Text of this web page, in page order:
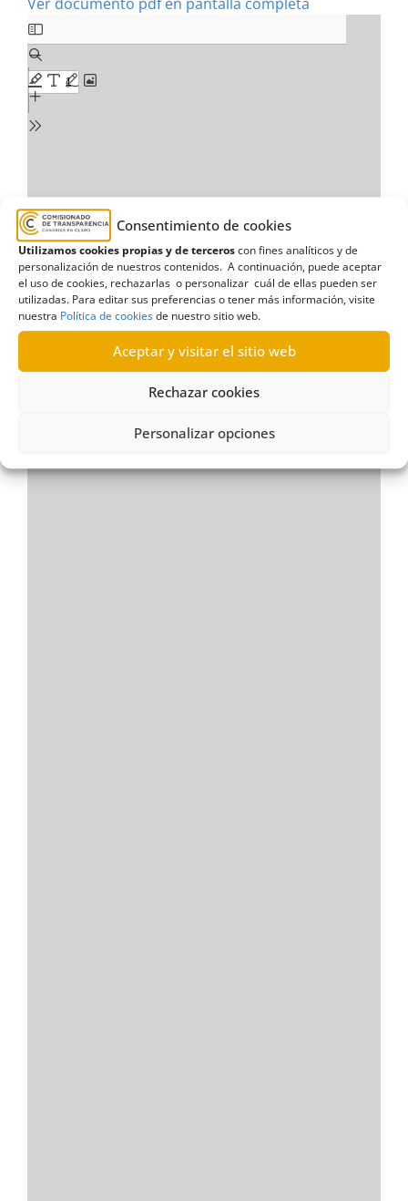
Consentimiento de cookies
Utilizamos cookies propias y de terceroscon fines analíticos y de
personalización de nuestros contenidos. A continuación, puede aceptar
el uso de cookies, rechazarlas o personalizar cuál de ellas pueden ser
utilizadas. Para editar sus preferencias o tener más información, visite
nuestra Política de cookiesde nuestro sitio web.
Aceptar y visitar el sitio web
Rechazar cookies
Personalizar opciones